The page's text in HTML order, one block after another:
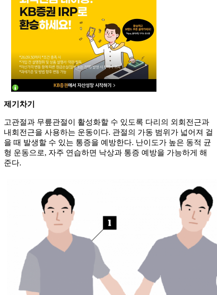
제기차기
고관절과 무릎관절이 활성화할 수 있도록 다리의 외회전근과
내회전근을 사용하는 운동이다. 관절의 가동 범위가 넓어져 걸
을 때 발생할 수 있는 통증을 예방한다. 난이도가 높은 동적 균
형 운동으로, 자주 연습하면 낙상과 통증 예방을 가능하게 해
준다.